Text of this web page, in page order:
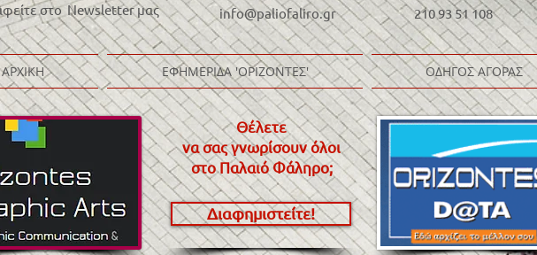
info@paliofaliro.gr 210 93 51 108
ΑΡΧΙΚΗ ΕΦΗΜΕΡΙΔΑ 'ΟΡΙΖΟΝΤΕΣ' ΟΔΗΓΟΣ ΑΓΟΡΑΣ
στο Newsletter μας
Θέλετε
να σας γνωρίσουν όλοι
στο Παλαιό Φάληρο;
Διαφημιστείτε!